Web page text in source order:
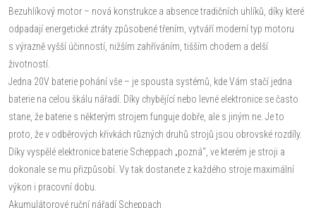
Bezuhlíkový motor – nová konstrukce a absence tradičních uhlíků, díky které
odpadají energetické ztráty způsobené třením, vytváří moderní typ motoru
s výrazně vyšší účinností, nižším zahříváním, tišším chodem a delší
životností.
Jedna 20V baterie pohání vše – je spousta systémů, kde Vám stačí jedna
baterie na celou škálu nářadí. Díky chybějící nebo levné elektronice se často
stane, že baterie s některým strojem funguje dobře, ale s jiným ne. Je to
proto, že v odběrových křivkách různých druhů strojů jsou obrovské rozdíly.
Díky vyspělé elektronice baterie Scheppach „pozná“, ve kterém je stroji a
dokonale se mu přizpůsobí. Vy tak dostanete z každého stroje maximální
výkon i pracovní dobu.
Akumulátorové ruční nářadí Scheppach